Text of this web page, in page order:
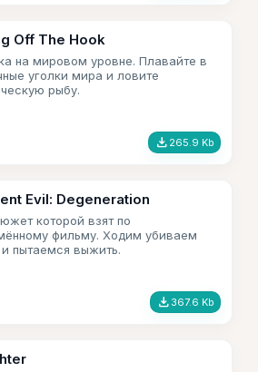
Off The Hook
на мировом уровне. Плавайте в
уголки мира и ловите
рыбу.
file_download 265.9 Kb
Evil: Degeneration
которой взят по
фильму. Ходим убиваем
пытаемся выжить.
file_download 367.6 Kb